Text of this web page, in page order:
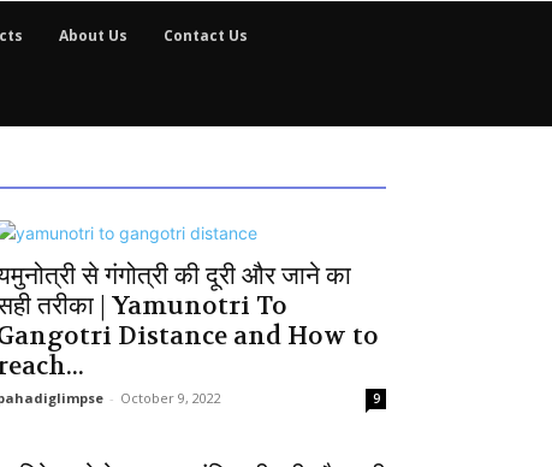
About Us
Contact Us
से गंगोत्री की दूरी और जाने का
तरीका | Yamunotri To
Distance and How to
- October 9, 2022 9